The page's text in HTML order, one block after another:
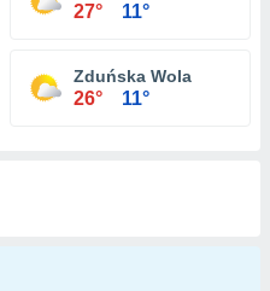
27° 11°
Zduńska Wola
26° 11°